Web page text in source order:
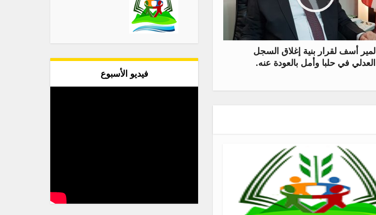
فيديو الأسبوع
المير أسف لقرار بنية إغلاق السجل
العدلي في حلبا وأمل بالعودة عنه.